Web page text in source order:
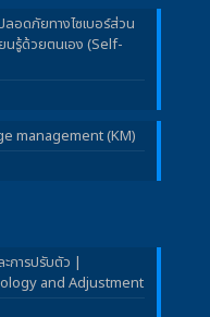
อดภัยทางไซเบอร์ส่วน
นรู้ด้วยตนเอง (Self-
management (KM)
การปรับตัว |
and Adjustment